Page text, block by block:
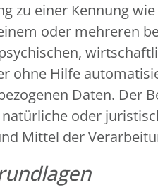
zu einer Kennung
oder mehreren
ohne Hilfe
Daten. Der
oder
Mittel der